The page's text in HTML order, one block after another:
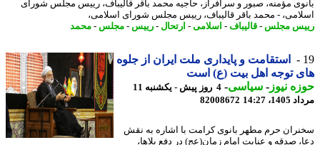
مؤمنه، صبور و سرافراز، حاجیه محمد باقر قالیباف، رییس مجلس شورای
- محمد باقر قالیباف، رییس مجلس شورای اسلامی،
مجلس-قالیباف-اسلامی-ارتحال-رییس -مجلس-محمد
استقامت و پایداری ملت ایران از جلوه
توجه اهل بیت (ع) است
نیوز-سیاسی-
4 روز پیش - یکشنبه 11
14:27
82008672
حرم مطهر بانوی کرامت با اشاره به نقش
صدقه و عنایت امام زمان(عج) در دفع بلاها،